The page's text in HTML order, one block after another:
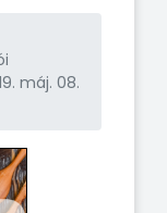
máj. 08.